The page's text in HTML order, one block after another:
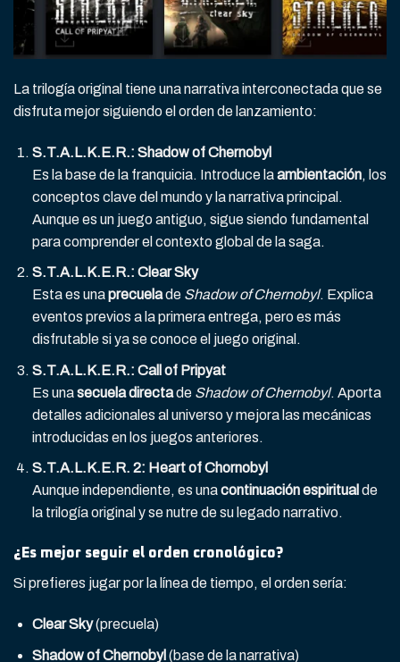
La trilogía original tiene una narrativa interconectada que se
disfruta mejor siguiendo el orden de lanzamiento:
S.T.A.L.K.E.R.: Shadow of Chernobyl
Es la base de la franquicia. Introduce laambientación, los
conceptos clave del mundo y la narrativa principal.
Aunque es un juego antiguo, sigue siendo fundamental
para comprender el contexto global de la saga.
S.T.A.L.K.E.R.: Clear Sky
Esta es unaprecuelade Shadow of Chernobyl. Explica
eventos previos a la primera entrega, pero es más
disfrutable si ya se conoce el juego original.
S.T.A.L.K.E.R.: Call of Pripyat
Es unasecuela directade Shadow of Chernobyl. Aporta
detalles adicionales al universo y mejora las mecánicas
introducidas en los juegos anteriores.
S.T.A.L.K.E.R. 2: Heart of Chornobyl
Aunque independiente, es unacontinuación espiritual de
la trilogía original y se nutre de su legado narrativo.
¿Es mejor seguir el orden cronológico?
Si prefieres jugar por la línea de tiempo, el orden sería:
Clear Sky(precuela)
Shadow of Chernobyl (base de la narrativa)